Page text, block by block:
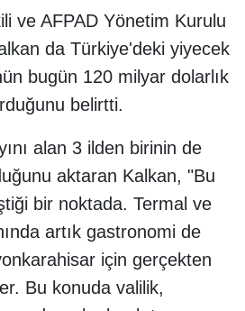
ve AFPAD Yönetim Kurulu
da Türkiye'deki yiyecek
bugün 120 milyar dolarlık
belirtti.
alan 3 ilden birinin de
aktaran Kalkan, "Bu
bir noktada. Termal ve
artık gastronomi de
için gerçekten
Bu konuda valilik,